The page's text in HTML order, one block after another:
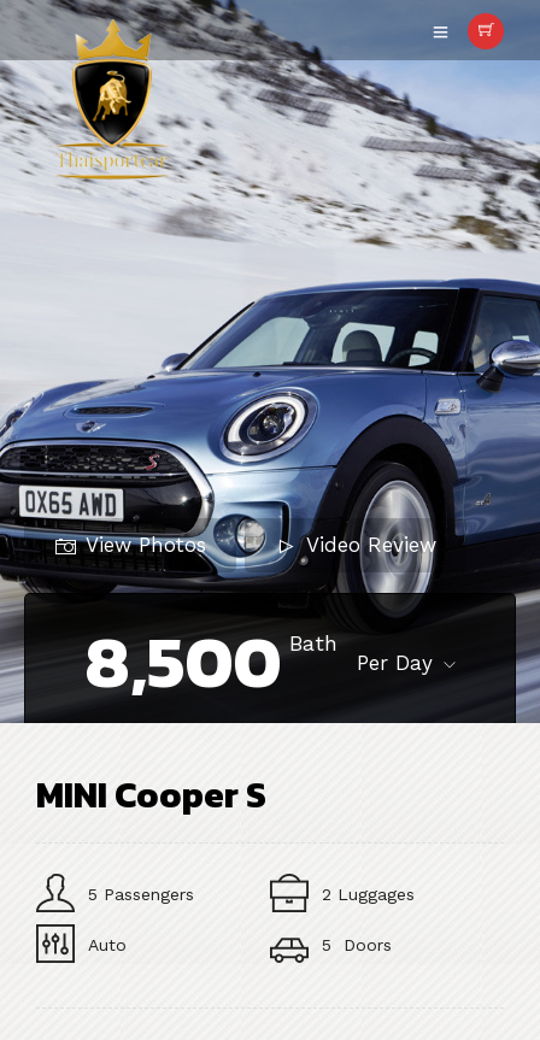
View Photos Video Review
8,500 Bath
Per Day
MINI Cooper S
5 Passengers 2 Luggages
Auto 5 Doors